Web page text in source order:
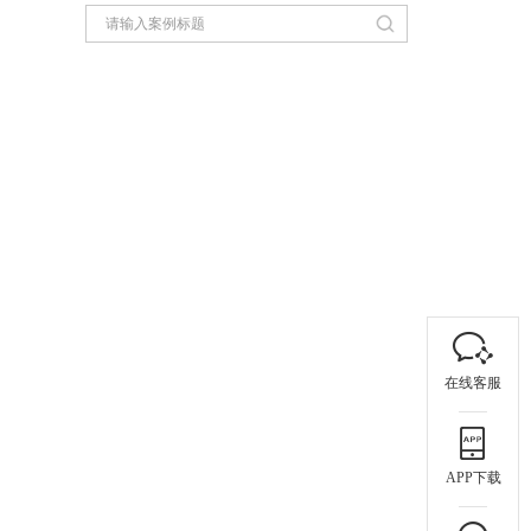
在线客服
APP下载